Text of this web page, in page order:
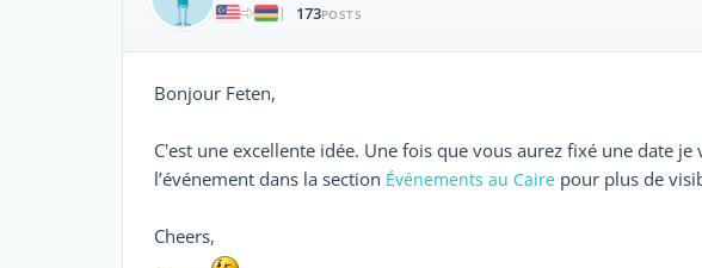
|
173POSTS
Bonjour Feten,
C'est une excellente idée. Une fois que vous aurez fixé une date
l’événement dans la section Événements au Caire pour plus de
Cheers,